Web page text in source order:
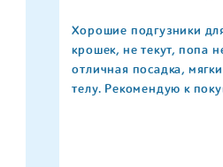
Хорошие подгузники
крошек, не текут, попа
отличная посадка,
телу. Рекомендую к